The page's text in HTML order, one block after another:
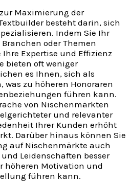
Maximierung der
besteht darin, sich
Indem Sie Ihr
oder Themen
Expertise und Effizienz
bieten oft weniger
es Ihnen, sich als
was zu höheren Honoraren
führen kann.
von Nischenmärkten
und relevanter
Ihrer Kunden erhöht
Darüber hinaus können Sie
auf Nischenmärkte auch
Leidenschaften besser
höheren Motivation und
führen kann.